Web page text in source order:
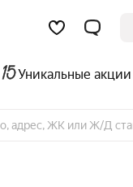
Уникальные акции